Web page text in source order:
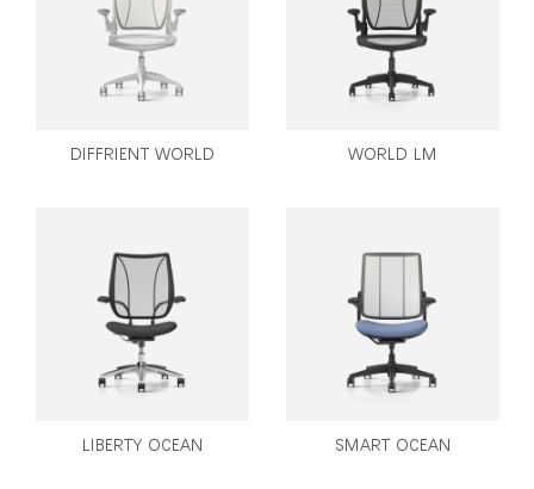
DIFFRIENT WORLD WORLD LM
LIBERTY OCEAN SMART OCEAN